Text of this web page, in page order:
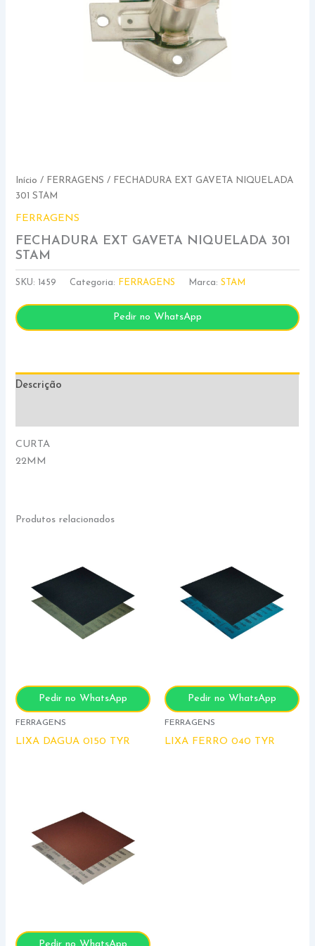
Início / FERRAGENS / FECHADURA EXT GAVETA NIQUELADA
301 STAM
FERRAGENS
FECHADURA EXT GAVETA NIQUELADA 301
STAM
SKU: 1459 Categoria: FERRAGENS Marca:STAM
Pedir no WhatsApp
Descrição
CURTA
22MM
Produtos relacionados
Pedir no WhatsApp
FERRAGENS
LIXA DAGUA 0150 TYR
Pedir no WhatsApp
FERRAGENS
LIXA FERRO 040 TYR